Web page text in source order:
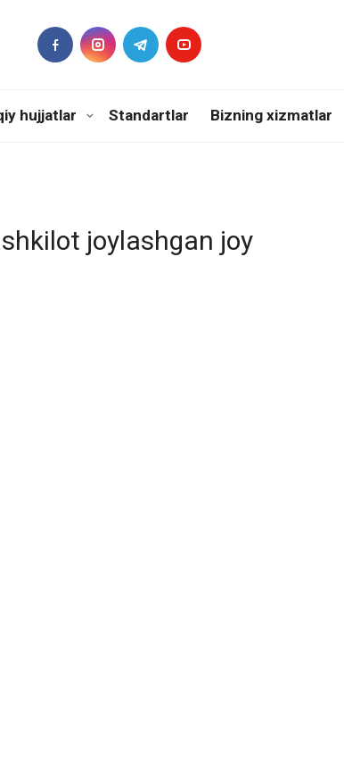
hujjatlar Standartlar Bizning xizmatlar
joylashgan joy